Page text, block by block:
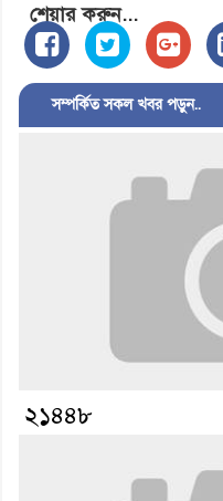
শেয়ার করুন...
সম্পর্কিত সকল খবর পড়ুন..
২১৪৪৮